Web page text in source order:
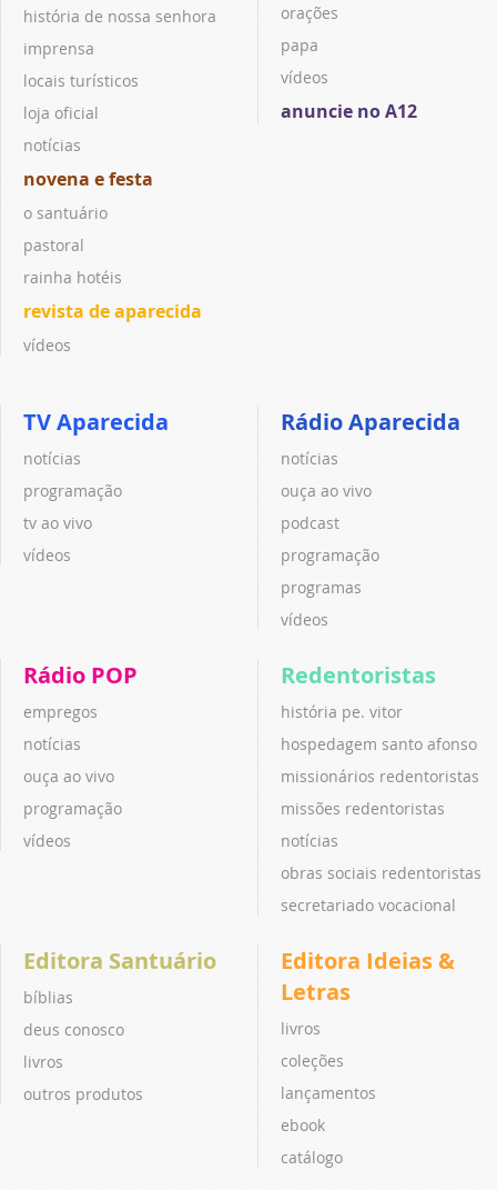
história de nossa senhora
imprensa
locais turísticos
loja oficial
notícias
novena e festa
o santuário
pastoral
rainha hotéis
revista de aparecida
vídeos
orações
papa
vídeos
anuncie no A12
TV Aparecida
notícias
programação
tv ao vivo
vídeos
Rádio Aparecida
notícias
ouça ao vivo
podcast
programação
programas
vídeos
Rádio POP
empregos
notícias
ouça ao vivo
programação
vídeos
Redentoristas
história pe. vitor
hospedagem santo afonso
missionários redentoristas
missões redentoristas
notícias
obras sociais redentoristas
secretariado vocacional
Editora Santuário
bíblias
deus conosco
livros
outros produtos
Editora Ideias &
Letras
livros
coleções
lançamentos
ebook
catálogo